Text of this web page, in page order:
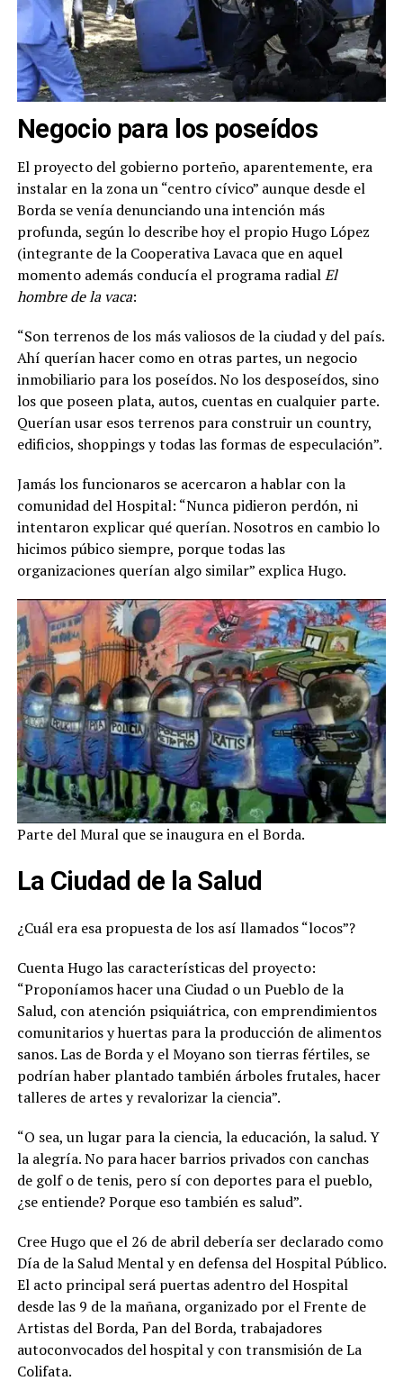
Negocio para los poseídos
El proyecto del gobierno porteño, aparentemente, era
instalar en la zona un “centro cívico” aunque desde el
Borda se venía denunciando una intención más
profunda, según lo describe hoy el propio Hugo López
(integrante de la Cooperativa Lavaca que en aquel
momento además conducía el programa radialEl
hombre de la vaca:
“Son terrenos de los más valiosos de la ciudad y del país.
Ahí querían hacer como en otras partes, un negocio
inmobiliario para los poseídos. No los desposeídos, sino
los que poseen plata, autos, cuentas en cualquier parte.
Querían usar esos terrenos para construir un country,
edificios, shoppings y todas las formas de especulación”.
Jamás los funcionaros se acercaron a hablar con la
comunidad del Hospital: “Nunca pidieron perdón, ni
intentaron explicar qué querían. Nosotros en cambio lo
hicimos púbico siempre, porque todas las
organizaciones querían algo similar” explica Hugo.
Parte del Mural que se inaugura en el Borda.
La Ciudad de la Salud
¿Cuál era esa propuesta de los así llamados “locos”?
Cuenta Hugo las características del proyecto:
“Proponíamos hacer una Ciudad o un Pueblo de la
Salud, con atención psiquiátrica, con emprendimientos
comunitarios y huertas para la producción de alimentos
sanos. Las de Borda y el Moyano son tierras fértiles, se
podrían haber plantado también árboles frutales, hacer
talleres de artes y revalorizar la ciencia”.
“O sea, un lugar para la ciencia, la educación, la salud. Y
la alegría. No para hacer barrios privados con canchas
de golf o de tenis, pero sí con deportes para el pueblo,
¿se entiende? Porque eso también es salud”.
Cree Hugo que el 26 de abril debería ser declarado como
Día de la Salud Mental y en defensa del Hospital Público.
El acto principal será puertas adentro del Hospital
desde las 9 de la mañana, organizado por el Frente de
Artistas del Borda, Pan del Borda, trabajadores
autoconvocados del hospital y con transmisión de La
Colifata.